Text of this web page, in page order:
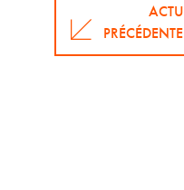
ACTU
PRÉCÉDENTE